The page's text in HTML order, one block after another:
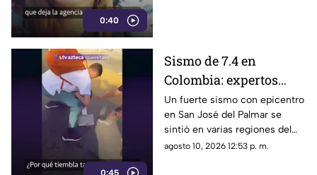
0:40
0:45
Sismo de 7.4 en
Colombia: expertos
analizan la alta
actividad sísmica y los
riesgos en la región
Un fuerte sismo con epicentro
en San José del Palmar se
sintió en varias regiones del
país colombiano
agosto 10, 2026 12:53 p. m.